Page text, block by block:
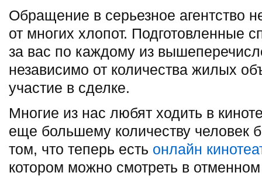
Обращение в серьезное агентство
от многих хлопот. Подготовленные
за вас по каждому из
независимо от количества жилых
участие в сделке.
Многие из нас любят ходить в
еще большему количеству человек
том, что теперь есть онлайн
котором можно смотреть в